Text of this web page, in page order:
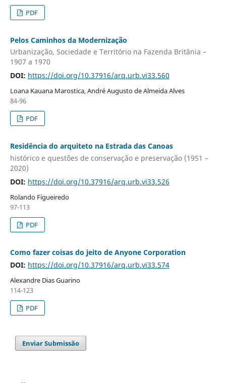
PDF
Pelos Caminhos da Modernização
Urbanização, Sociedade e Território na Fazenda Britânia –
1907 a 1970
DOI: https://doi.org/10.37916/arq.urb.vi33.560
Loana Kauana Marostica, André Augusto de Almeida Alves
84-96
PDF
Residência do arquiteto na Estrada das Canoas
histórico e questões de conservação e preservação (1951 –
2020)
DOI: https://doi.org/10.37916/arq.urb.vi33.526
Rolando Figueiredo
97-113
PDF
Como fazer coisas do jeito de Anyone Corporation
DOI: https://doi.org/10.37916/arq.urb.vi33.574
Alexandre Dias Guarino
114-123
PDF
Enviar Submissão